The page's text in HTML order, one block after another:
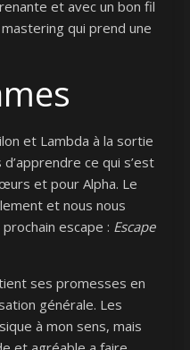
et avec un bon fil
qui prend une
et Lambda à la sortie
ce qui s’est
et pour Alpha. Le
et nous nous
escape : Escape
ses promesses en
générale. Les
à mon sens, mais